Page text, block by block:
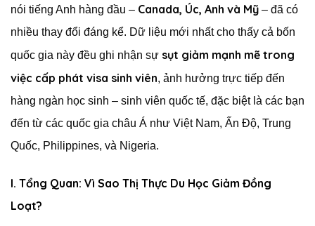
nói tiếng Anh hàng đầu – Canada, Úc, Anh và Mỹ – đã có
nhiều thay đổi đáng kể. Dữ liệu mới nhất cho thấy cả bốn
quốc gia này đều ghi nhận sự sụt giảm mạnh mẽ trong
việc cấp phát visa sinh viên, ảnh hưởng trực tiếp đến
hàng ngàn học sinh – sinh viên quốc tế, đặc biệt là các bạn
đến từ các quốc gia châu Á như Việt Nam, Ấn Độ, Trung
Quốc, Philippines, và Nigeria.
I. Tổng Quan: Vì Sao Thị Thực Du Học Giảm Đồng
Loạt?